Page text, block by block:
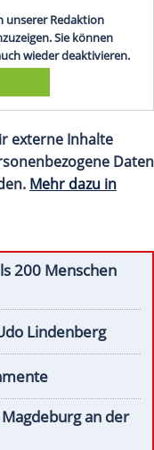
unserer Redaktion
Sie können
wieder deaktivieren.
externe Inhalte
Daten
Mehr dazu in
200 Menschen
Lindenberg
an der